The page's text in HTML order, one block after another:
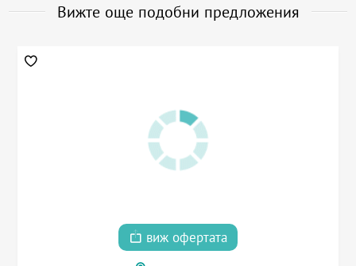
Вижте още подобни предложения
виж офертата